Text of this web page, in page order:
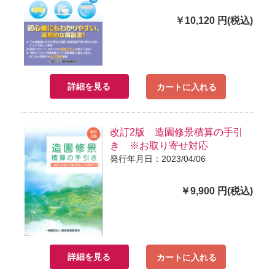
￥10,120 円(税込)
詳細を見る カートに入れる
改訂2版 造園修景積算の手引
き ※お取り寄せ対応
発行年月日：2023/04/06
￥9,900 円(税込)
詳細を見る カートに入れる